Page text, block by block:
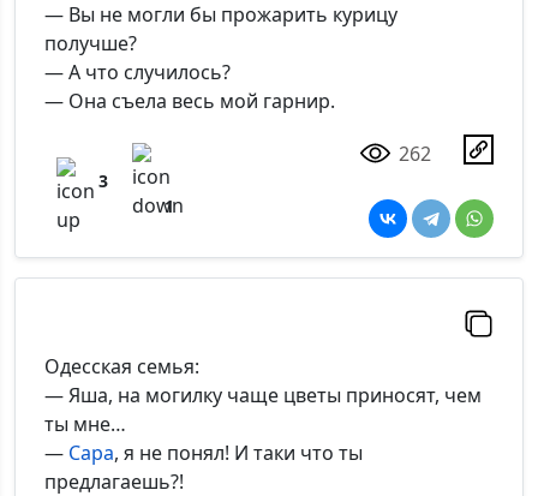
— Вы не могли бы прожарить курицу
получше?
— А что случилось?
— Она съела весь мой гарнир.
3
1
262
Одесская семья:
— Яша, на могилку чаще цветы приносят, чем
ты мне…
— Сара, я не понял! И таки что ты
предлагаешь?!